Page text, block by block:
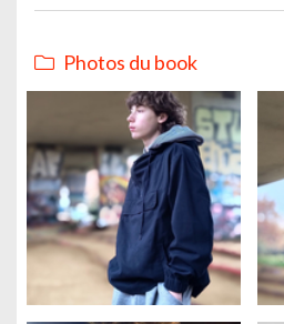
Photos du book